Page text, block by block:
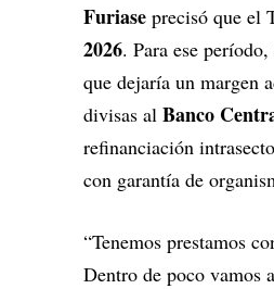
Furiase precisó que el
2026. Para ese
que dejaría un margen
divisas al Banco
refinanciación
con garantía de
“Tenemos prestamos
Dentro de poco vamos